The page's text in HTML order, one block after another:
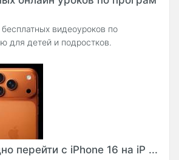
видеоуроков по
для детей и подростков.
перейти с iPhone 16 на iP ...